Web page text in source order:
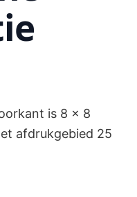
is 8 x 8
afdrukgebied 25